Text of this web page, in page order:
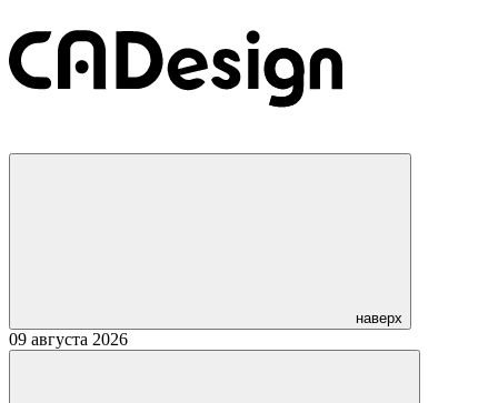
наверх
09 августа 2026